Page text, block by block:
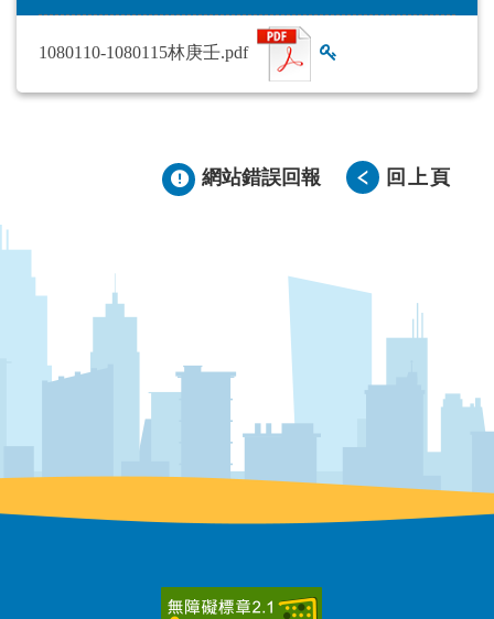
檔案說明
1080110-1080115林庚壬.pdf
網站錯誤回報 回上頁